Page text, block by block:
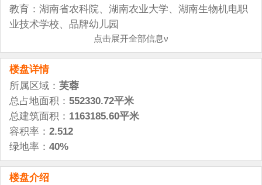
教育：湖南省农科院、湖南农业大学、湖南生物机电职
业技术学校、品牌幼儿园
金融：农业银行、建设银行、中国银行、兴业银行、交
通银行
医疗：旺旺医院
超市：大润发、沃尔玛、人人乐
娱乐： 世嘉会所、君庭汇会所
点击展开全部信息ν
楼盘详情
所属区域： 芙蓉
总占地面积： 552330.72平米
总建筑面积： 1163185.60平米
容积率： 2.512
绿地率： 40%
楼盘介绍